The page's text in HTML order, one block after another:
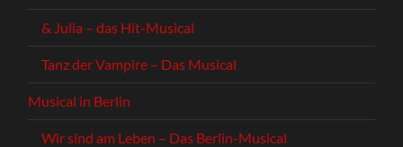
& Julia – das Hit-Musical
Tanz der Vampire – Das Musical
Musical in Berlin
Wir sind am Leben – Das Berlin-Musical